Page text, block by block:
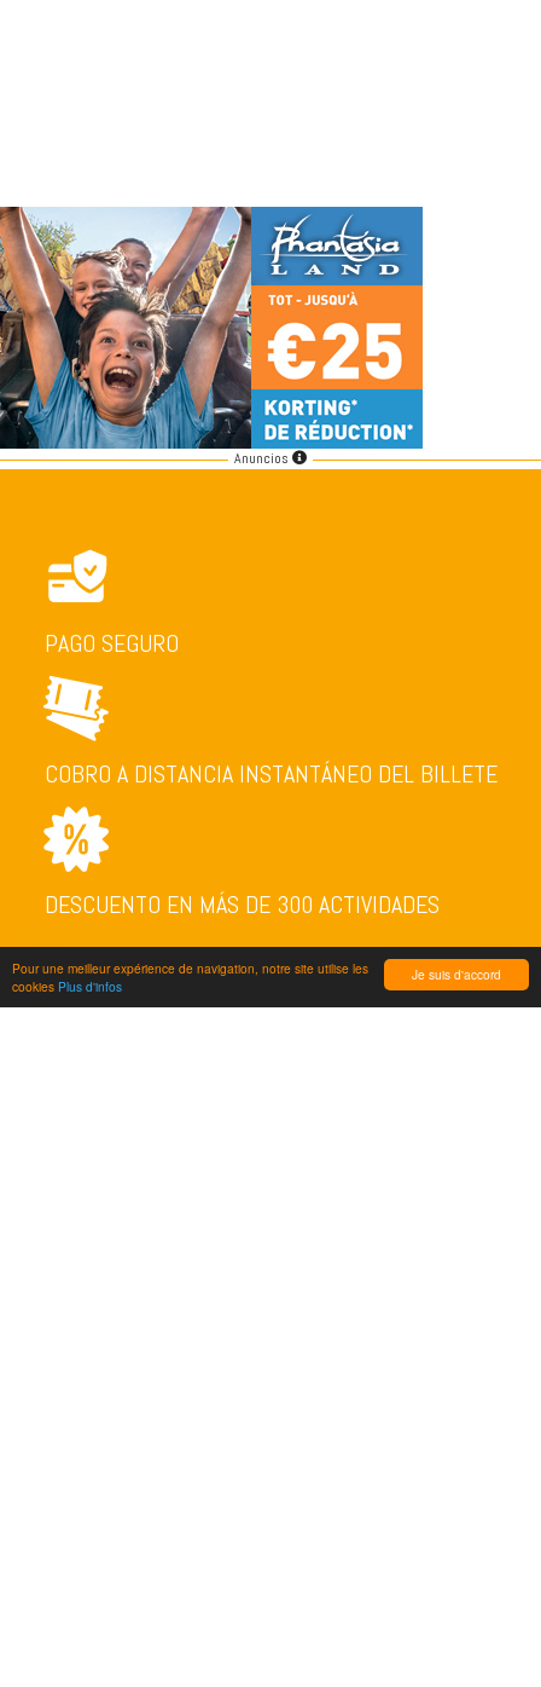
Je suis d'accord
Pour une meilleur expérience de navigation, notre site utilise les
cookies Plus d'infos
Anuncios
PAGO SEGURO
COBRO A DISTANCIA INSTANTÁNEO DEL BILLETE
DESCUENTO EN MÁS DE 300 ACTIVIDADES